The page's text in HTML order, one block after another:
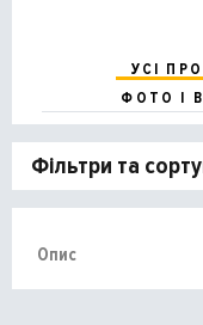
УСІ
ФОТО І
Фільтри та
Опис